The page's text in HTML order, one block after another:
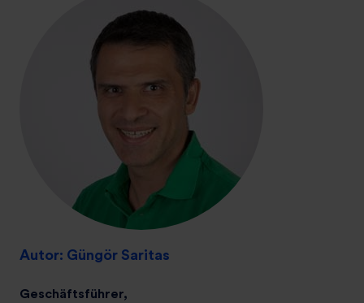
Autor: Güngör Saritas
Geschäftsführer,